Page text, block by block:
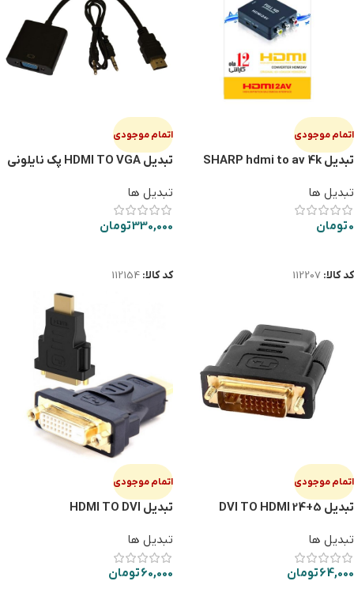
اتمام موجودی
تبدیل SHARP hdmi to av 4k
تبدیل ها
0تومان
کد کالا: 112207
اتمام موجودی
تبدیل HDMI TO VGA پک نایلونی
تبدیل ها
330,000تومان
کد کالا: 112154
اتمام موجودی
تبدیل DVI TO HDMI 24+5
تبدیل ها
64,000تومان
اتمام موجودی
تبدیل HDMI TO DVI
تبدیل ها
60,000تومان